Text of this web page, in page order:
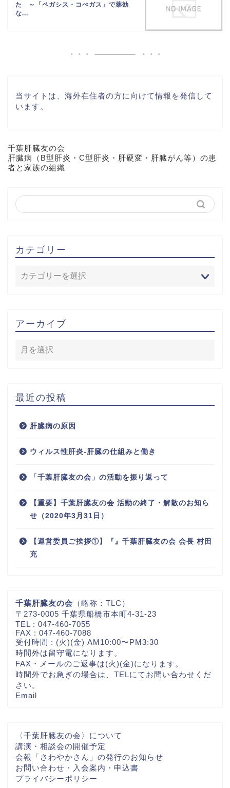
た ～「ペガシス・コぺガス」で薬効
な...
当サイトは、海外在住者の方に向けて情報を発信して
います。
千葉肝臓友の会
肝臓病（B型肝炎・C型肝炎・肝硬変・肝臓がん等）の患
者と家族の組織
カテゴリー
アーカイブ
最近の投稿
肝臓病の原因
ウィルス性肝炎-肝臓の仕組みと働き
「千葉肝臓友の会」の活動を振り返って
【重要】千葉肝臓友の会 活動の終了・解散のお知ら
せ（2020年3月31日）
【運営委員ご挨拶①】『』千葉肝臓友の会 会長 村田
充
千葉肝臓友の会 （略称：TLC）
〒273-0005 千葉県船橋市本町4-31-23
TEL : 047-460-7055
FAX : 047-460-7088
受付時間 : (火)(金) AM10:00〜PM3:30
時間外は留守電になります。
FAX・メールのご返事は(火)(金)になります。
時間外でお急ぎの場合は、TELにてお問い合わせくだ
さい。
Email
〈千葉肝臓友の会〉について
講演・相談会の開催予定
会報「さわやかさん」の発行のお知らせ
お問い合わせ・入会案内・申込書
プライバシーポリシー